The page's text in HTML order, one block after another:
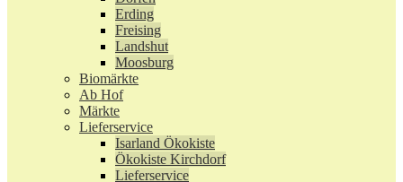
Erding
Freising
Landshut
Moosburg
Biomärkte
Ab Hof
Märkte
Lieferservice
Isarland Ökokiste
Ökokiste Kirchdorf
Lieferservice